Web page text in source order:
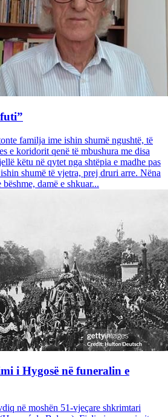
familja ime ishin shumë ngushtë, të
e koridorit qenë të mbushura me disa
këtu në qytet nga shtëpia e madhe pas
shumë të vjetra, prej druri arre. Nëna
damë e shkuar...
i Hygosë në funeralin e
në moshën 51-vjeçare shkrimtari